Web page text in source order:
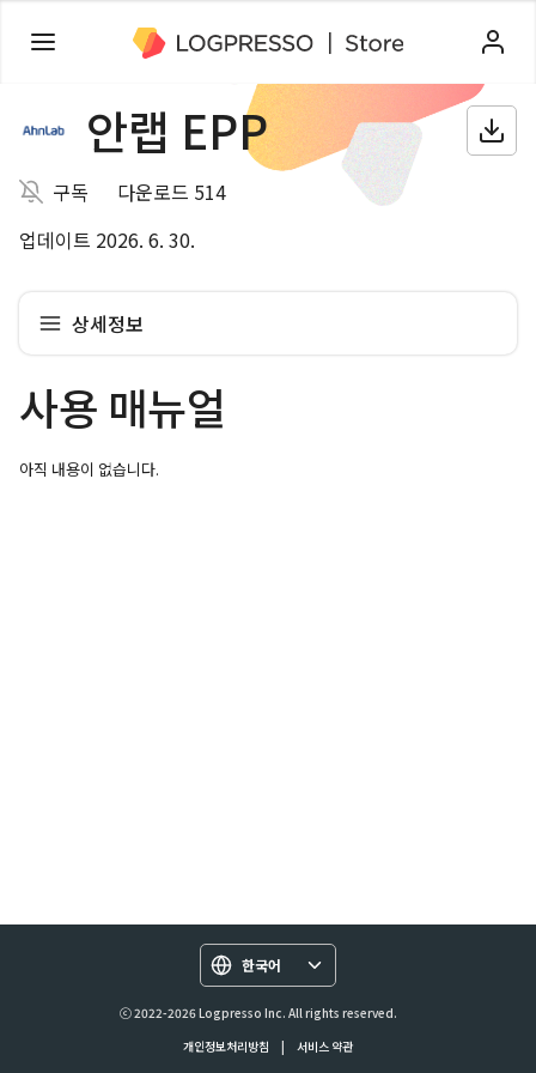
안랩 EPP
구독
다운로드 514
업데이트 2026. 6. 30.
상세정보
사용 매뉴얼
아직 내용이 없습니다.
한국어
ⓒ 2022-2026 Logpresso Inc. All rights reserved.
개인정보처리방침
| 서비스 약관